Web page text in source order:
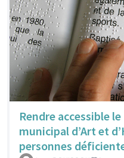
Rendre accessible
municipal d’Art et
personnes